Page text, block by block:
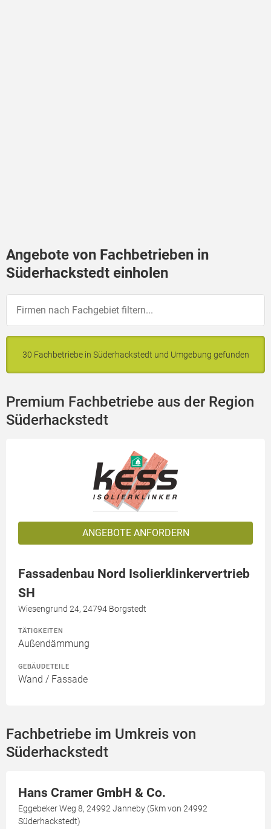
Angebote von Fachbetrieben in
Süderhackstedt einholen
30 Fachbetriebe in Süderhackstedt und Umgebung gefunden
Premium Fachbetriebe aus der Region
Süderhackstedt
ANGEBOTE ANFORDERN
Fassadenbau Nord Isolierklinkervertrieb
SH
Wiesengrund 24, 24794 Borgstedt
TÄTIGKEITEN
Außendämmung
GEBÄUDETEILE
Wand / Fassade
Fachbetriebe im Umkreis von
Süderhackstedt
Hans Cramer GmbH & Co.
Eggebeker Weg 8, 24992 Janneby (5km von 24992
Süderhackstedt)